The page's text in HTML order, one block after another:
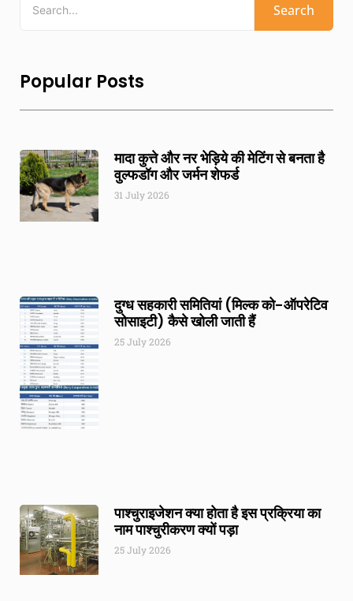
Search
Popular Posts
मादा कुत्ते और नर भेड़िये की मेटिंग से बनता है
वुल्फडॉग और जर्मन शेफर्ड
31 July 2026
दुग्ध सहकारी समितियां (मिल्क को-ऑपरेटिव
सोसाइटी) कैसे खोली जाती हैं
25 July 2026
पाश्चुराइजेशन क्या होता है इस प्रक्रिया का
नाम पाश्चुरीकरण क्यों पड़ा
25 July 2026